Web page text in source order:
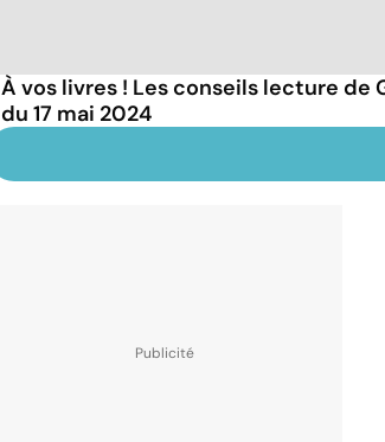
À vos livres ! Les conseils lecture de
du 17 mai 2024